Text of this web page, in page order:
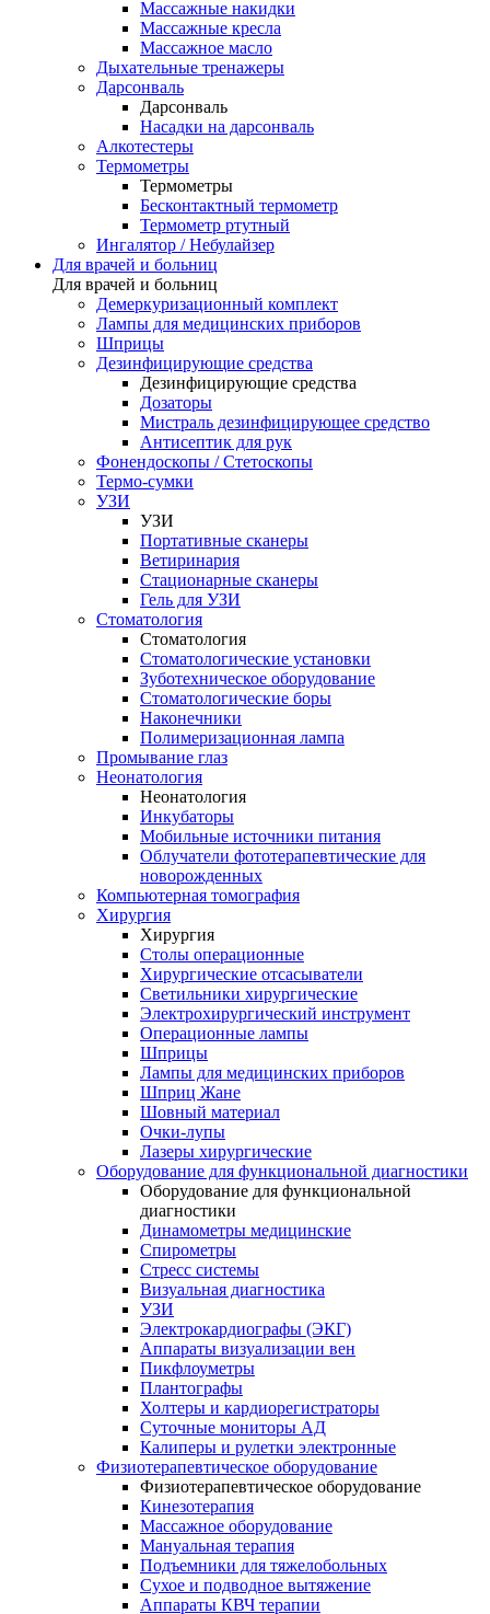
Массажные накидки
Массажные кресла
Массажное масло
Дыхательные тренажеры
Дарсонваль
Дарсонваль
Насадки на дарсонваль
Алкотестеры
Термометры
Термометры
Бесконтактный термометр
Термометр ртутный
Ингалятор / Небулайзер
Для врачей и больниц
Для врачей и больниц
Демеркуризационный комплект
Лампы для медицинских приборов
Шприцы
Дезинфицирующие средства
Дезинфицирующие средства
Дозаторы
Мистраль дезинфицирующее средство
Антисептик для рук
Фонендоскопы / Стетоскопы
Термо-сумки
УЗИ
УЗИ
Портативные сканеры
Ветиринария
Стационарные сканеры
Гель для УЗИ
Стоматология
Стоматология
Стоматологические установки
Зуботехническое оборудование
Стоматологические боры
Наконечники
Полимеризационная лампа
Промывание глаз
Неонатология
Неонатология
Инкубаторы
Мобильные источники питания
Облучатели фототерапевтические для
новорожденных
Компьютерная томография
Хирургия
Хирургия
Столы операционные
Хирургические отсасыватели
Светильники хирургические
Электрохирургический инструмент
Операционные лампы
Шприцы
Лампы для медицинских приборов
Шприц Жане
Шовный материал
Очки-лупы
Лазеры хирургические
Оборудование для функциональной диагностики
Оборудование для функциональной
диагностики
Динамометры медицинские
Спирометры
Стресс системы
Визуальная диагностика
УЗИ
Электрокардиографы (ЭКГ)
Аппараты визуализации вен
Пикфлоуметры
Плантографы
Холтеры и кардиорегистраторы
Суточные мониторы АД
Калиперы и рулетки электронные
Физиотерапевтическое оборудование
Физиотерапевтическое оборудование
Кинезотерапия
Массажное оборудование
Мануальная терапия
Подъемники для тяжелобольных
Сухое и подводное вытяжение
Аппараты КВЧ терапии